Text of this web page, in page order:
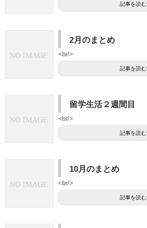
記事を読む
2月のまとめ
<br/>
記事を読む
留学生活２週間目
<br/>
記事を読む
10月のまとめ
<br/>
記事を読む